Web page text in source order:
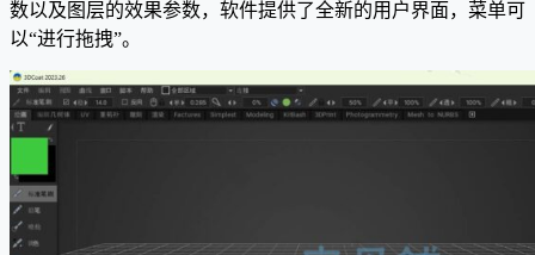
数以及图层的效果参数，软件提供了全新的用户界面，菜单可
以“进行拖拽”。